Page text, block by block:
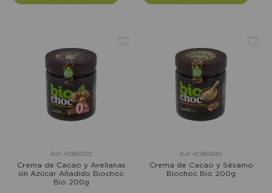
Ref: ACBE0072
Crema de Cacao y Avellanas
sin Azúcar Añadido Biochoc
Bio 200g
Ref: ACBE0043
Crema de Cacao y Sésamo
Biochoc Bio 200g